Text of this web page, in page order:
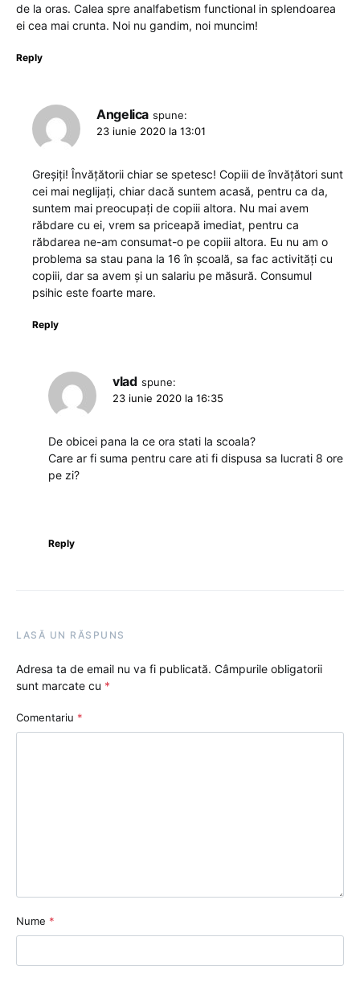
de la oras. Calea spre analfabetism functional in splendoarea
ei cea mai crunta. Noi nu gandim, noi muncim!
Reply
Angelica spune:
23 iunie 2020 la 13:01
Greșiți! Învățătorii chiar se spetesc! Copiii de învățători sunt
cei mai neglijați, chiar dacă suntem acasă, pentru ca da,
suntem mai preocupați de copiii altora. Nu mai avem
răbdare cu ei, vrem sa priceapă imediat, pentru ca
răbdarea ne-am consumat-o pe copiii altora. Eu nu am o
problema sa stau pana la 16 în școală, sa fac activități cu
copiii, dar sa avem și un salariu pe măsură. Consumul
psihic este foarte mare.
Reply
vlad spune:
23 iunie 2020 la 16:35
De obicei pana la ce ora stati la scoala?
Care ar fi suma pentru care ati fi dispusa sa lucrati 8 ore
pe zi?
Reply
LASĂ UN RĂSPUNS
Adresa ta de email nu va fi publicată. Câmpurile obligatorii
sunt marcate cu *
Comentariu *
Nume *